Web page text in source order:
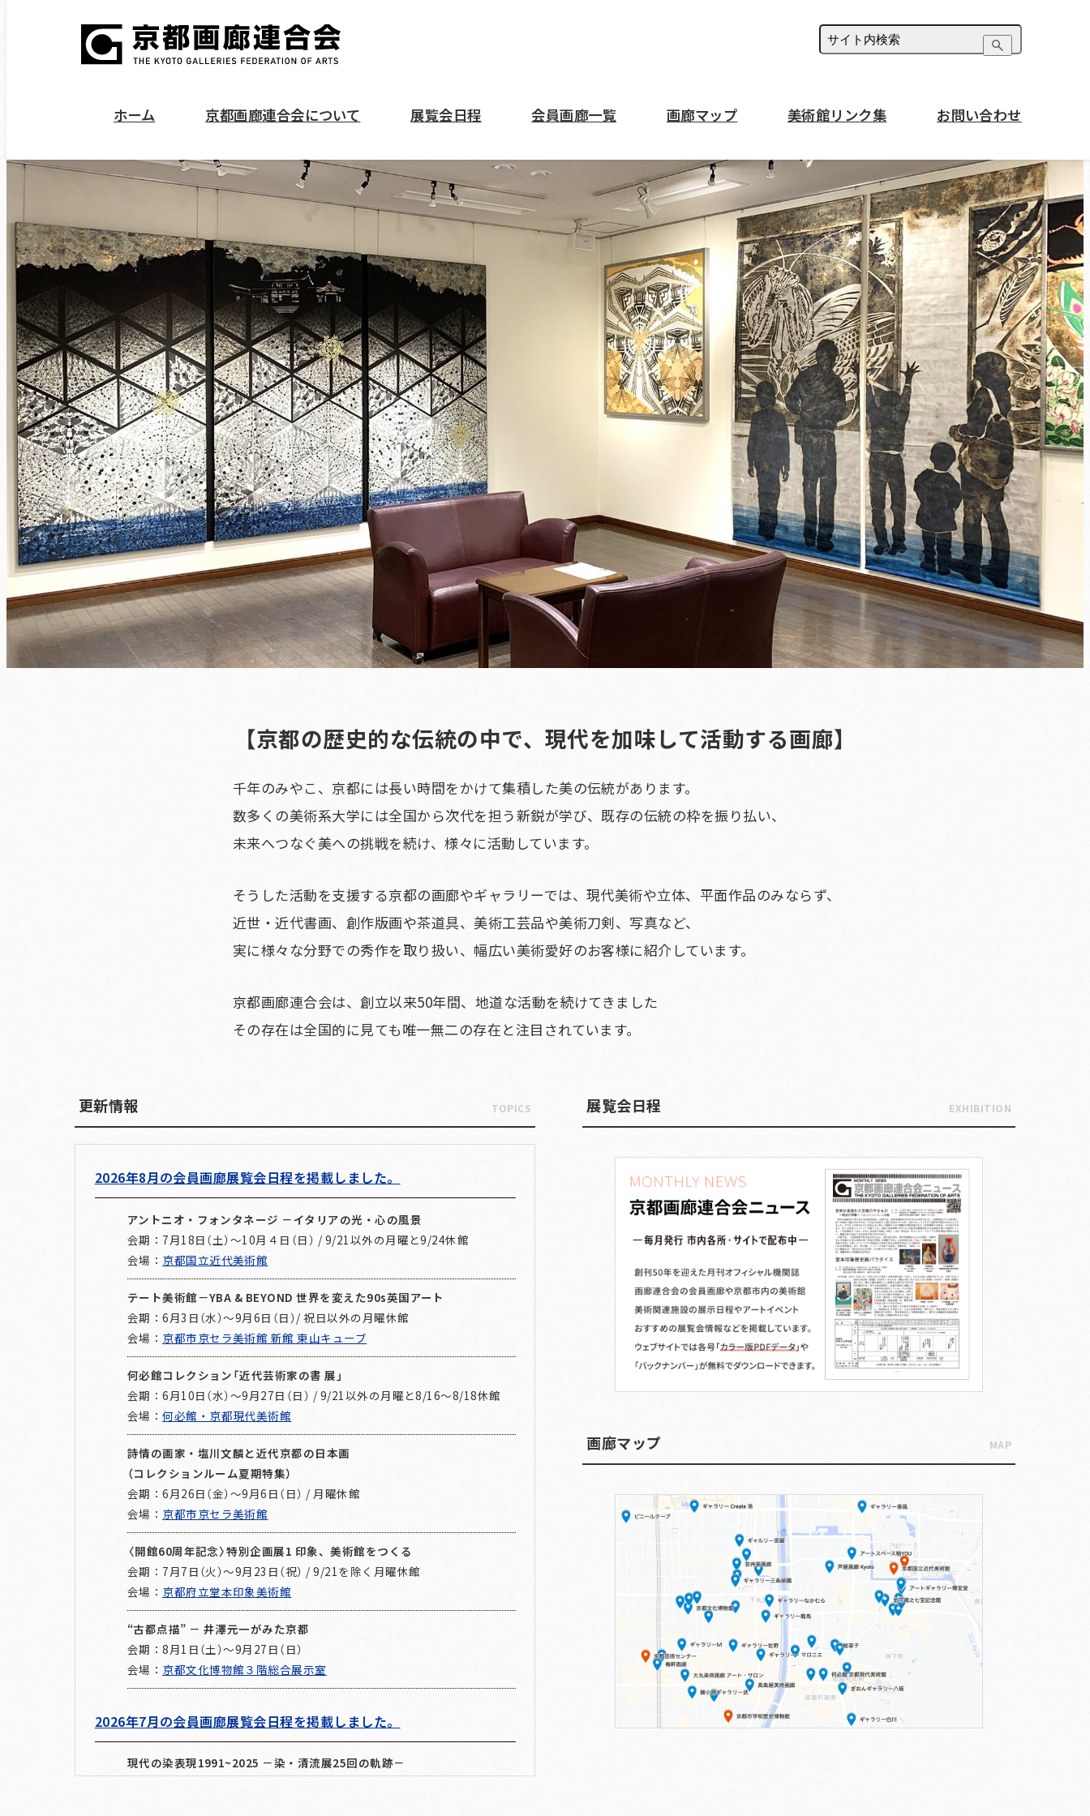
ホーム 京都画廊連合会について 展覧会日程 会員画廊一覧 画廊マップ 美術館リンク集 お問い合わせ
【京都の歴史的な伝統の中で、 現代を加味して活動する画廊】
千年のみやこ、京都には長い時間をかけて集積した美の伝統があります。
数多くの美術系大学には全国から次代を担う新鋭が学び、既存の伝統の枠を振り払い、
未来へつなぐ美への挑戦を続け、様々に活動しています。
そうした活動を支援する京都の画廊やギャラリーでは、現代美術や立体、平面作品のみならず、
近世・近代書画、創作版画や茶道具、美術工芸品や美術刀剣、写真など、
実に様々な分野での秀作を取り扱い、幅広い美術愛好のお客様に紹介しています。
京都画廊連合会は、創立以来50年間、地道な活動を続けてきました
その存在は全国的に見ても唯一無二の存在と注目されています。
更新情報 TOPICS
2026年8月の会員画廊展覧会日程を掲載しました。
アントニオ・フォンタネージ －イタリアの光・心の風景
会期：7月18日（土）～10月４日（日） / 9/21以外の月曜と9/24休館
会場： 京都国立近代美術館
テート美術館－YBA & BEYOND 世界を変えた90s英国アート
会期：6月3日（水）～9月6日（日）/ 祝日以外の月曜休館
会場： 京都市京セラ美術館 新館 東山キューブ
何必館コレクション「近代芸術家の書 展」
会期：6月10日（水）～9月27日（日） / 9/21以外の月曜と8/16～8/18休館
会場：何必館・京都現代美術館
詩情の画家・塩川文麟と近代京都の日本画
（コレクションルーム夏期特集）
会期：6月26日（金）～9月6日（日） / 月曜休館
会場： 京都市京セラ美術館
〈開館60周年記念〉特別企画展1 印象、美術館をつくる
会期：7月7日（火）～9月23日（祝） / 9/21を除く月曜休館
会場： 京都府立堂本印象美術館
“古都点描” － 井澤元一がみた京都
会期：8月1日（土）～9月27日（日）
会場： 京都文化博物館３階総合展示室
2026年7月の会員画廊展覧会日程を掲載しました。
現代の染表現1991~2025 －染・清流展25回の軌跡－
展覧会日程 EXHIBITION
画廊マップ MAP